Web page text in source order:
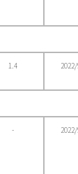
1.4
-